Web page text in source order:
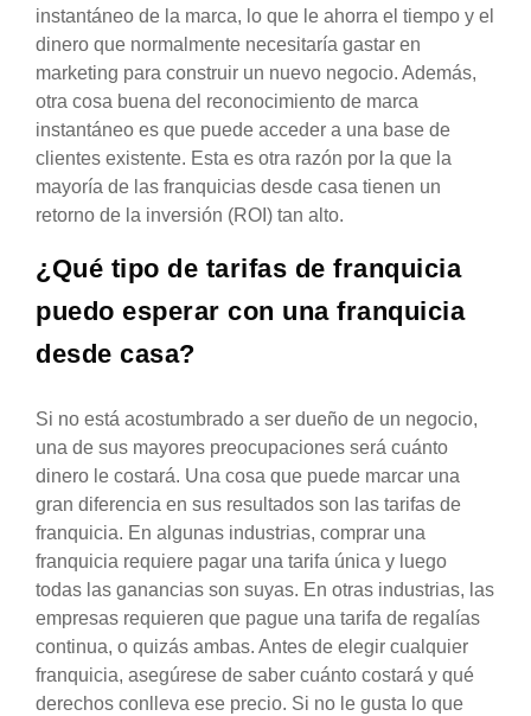
instantáneo de la marca, lo que le ahorra el tiempo y el
dinero que normalmente necesitaría gastar en
marketing para construir un nuevo negocio. Además,
otra cosa buena del reconocimiento de marca
instantáneo es que puede acceder a una base de
clientes existente. Esta es otra razón por la que la
mayoría de las franquicias desde casa tienen un
retorno de la inversión (ROI) tan alto.
¿Qué tipo de tarifas de franquicia
puedo esperar con una franquicia
desde casa?
Si no está acostumbrado a ser dueño de un negocio,
una de sus mayores preocupaciones será cuánto
dinero le costará. Una cosa que puede marcar una
gran diferencia en sus resultados son las tarifas de
franquicia. En algunas industrias, comprar una
franquicia requiere pagar una tarifa única y luego
todas las ganancias son suyas. En otras industrias, las
empresas requieren que pague una tarifa de regalías
continua, o quizás ambas. Antes de elegir cualquier
franquicia, asegúrese de saber cuánto costará y qué
derechos conlleva ese precio. Si no le gusta lo que